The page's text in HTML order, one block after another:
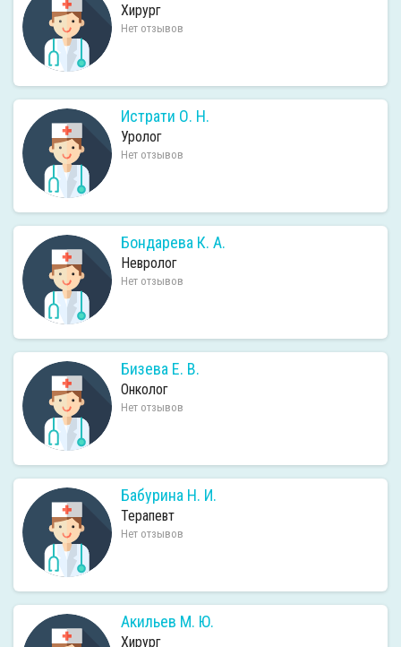
Хирург
Нет отзывов
Истрати О. Н.
Уролог
Нет отзывов
Бондарева К. А.
Невролог
Нет отзывов
Бизева Е. В.
Онколог
Нет отзывов
Бабурина Н. И.
Терапевт
Нет отзывов
Акильев М. Ю.
Хирург